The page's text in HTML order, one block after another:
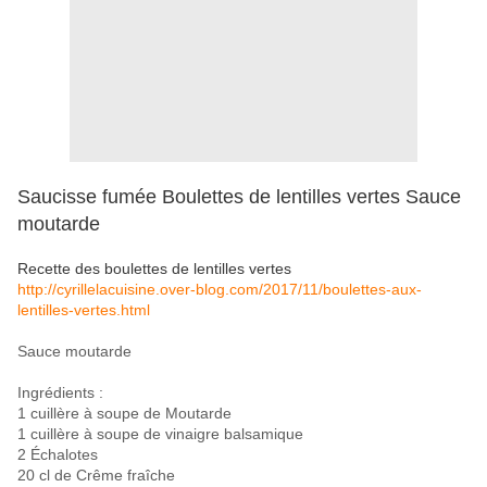
Saucisse fumée Boulettes de lentilles vertes Sauce
moutarde
Recette des boulettes de lentilles vertes
http://cyrillelacuisine.over-blog.com/2017/11/boulettes-aux-
lentilles-vertes.html
Sauce moutarde
Ingrédients :
1 cuillère à soupe de Moutarde
1 cuillère à soupe de vinaigre balsamique
2 Échalotes
20 cl de Crême fraîche